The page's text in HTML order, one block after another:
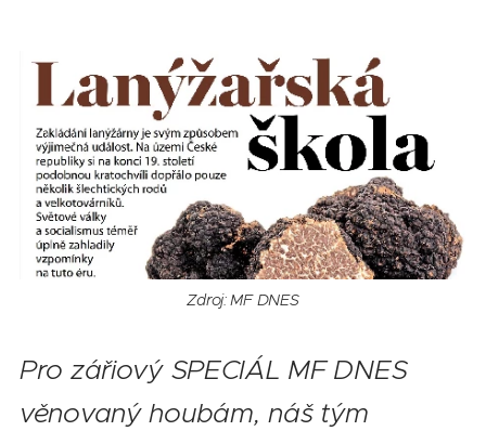
Zdroj: MF DNES
Pro zářiový SPECIÁL MF DNES
věnovaný houbám, náš tým